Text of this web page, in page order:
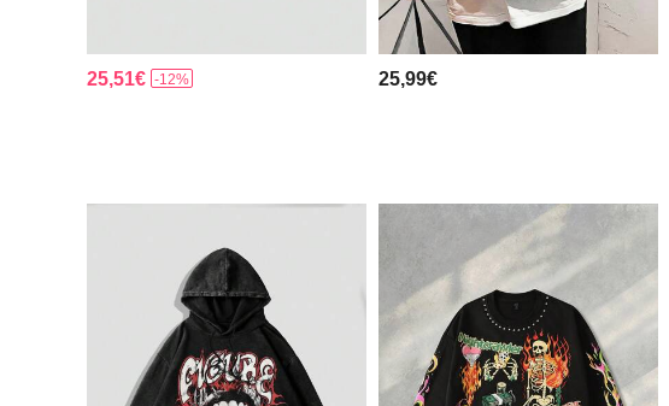
25,51€ -12% 25,99€